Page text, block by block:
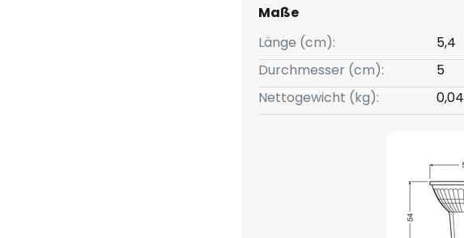
Maße
Länge (cm):
5,4
Durchmesser (cm):
5
Nettogewicht (kg):
0,04